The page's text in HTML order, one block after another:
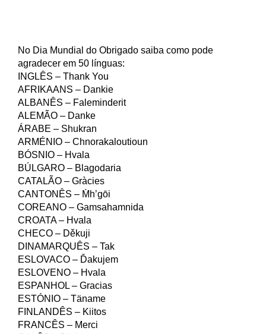
No Dia Mundial do Obrigado saiba como pode
agradecer em 50 línguas:
INGLÊS – Thank You
AFRIKAANS – Dankie
ALBANÊS – Faleminderit
ALEMÃO – Danke
ÁRABE – Shukran
ARMÉNIO – Chnorakaloutioun
BÓSNIO – Hvala
BÚLGARO – Blagodaria
CATALÃO – Gràcies
CANTONÊS – M̀h’gōi
COREANO – Gamsahamnida
CROATA – Hvala
CHECO – Děkuji
DINAMARQUÊS – Tak
ESLOVACO – Ďakujem
ESLOVENO – Hvala
ESPANHOL – Gracias
ESTÓNIO – Täname
FINLANDÊS – Kiitos
FRANCÊS – Merci